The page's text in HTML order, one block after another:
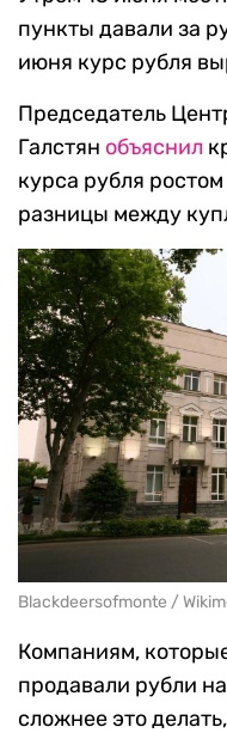
пункты давали за
июня курс рубля
Председатель
Галстян объяснил
курса рубля
разницы между
Blackdeersofmonte /
Компаниям,
продавали рубли
сложнее это